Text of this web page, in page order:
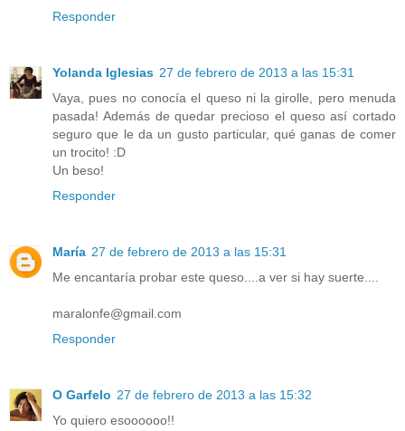
Responder
Yolanda Iglesias 27 de febrero de 2013 a las 15:31
Vaya, pues no conocía el queso ni la girolle, pero menuda
pasada! Además de quedar precioso el queso así cortado
seguro que le da un gusto particular, qué ganas de comer
un trocito! :D
Un beso!
Responder
María 27 de febrero de 2013 a las 15:31
Me encantaría probar este queso....a ver si hay suerte....
maralonfe@gmail.com
Responder
O Garfelo 27 de febrero de 2013 a las 15:32
Yo quiero esoooooo!!